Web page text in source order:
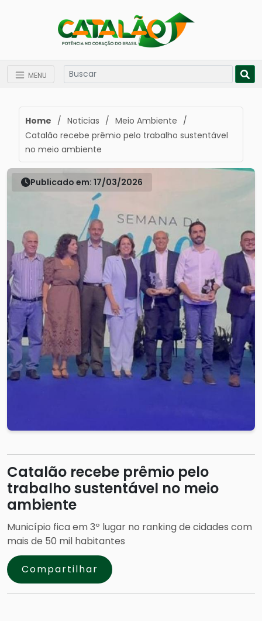
MENU
Home / Noticias / Meio Ambiente /
Catalão recebe prêmio pelo trabalho sustentável
no meio ambiente
Publicado em: 17/03/2026
Catalão recebe prêmio pelo
trabalho sustentável no meio
ambiente
Município fica em 3º lugar no ranking de cidades com
mais de 50 mil habitantes
Compartilhar